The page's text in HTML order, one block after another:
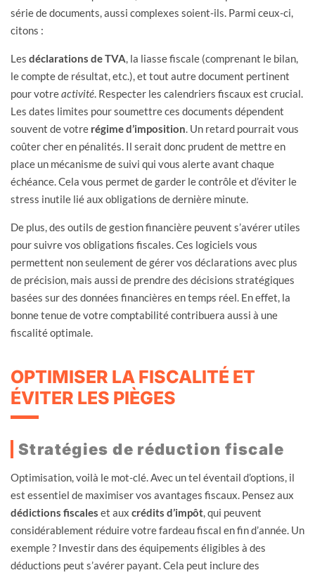
série de documents, aussi complexes soient-ils. Parmi ceux-ci,
citons :
Les déclarations de TVA , la liasse fiscale (comprenant le bilan,
le compte de résultat, etc.), et tout autre document pertinent
pour votreactivité . Respecter les calendriers fiscaux est crucial.
Les dates limites pour soumettre ces documents dépendent
souvent de votre régime d’imposition . Un retard pourrait vous
coûter cher en pénalités. Il serait donc prudent de mettre en
place un mécanisme de suivi qui vous alerte avant chaque
échéance. Cela vous permet de garder le contrôle et d’éviter le
stress inutile lié aux obligations de dernière minute.
De plus, des outils de gestion financière peuvent s’avérer utiles
pour suivre vos obligations fiscales. Ces logiciels vous
permettent non seulement de gérer vos déclarations avec plus
de précision, mais aussi de prendre des décisions stratégiques
basées sur des données financières en temps réel. En effet, la
bonne tenue de votre comptabilité contribuera aussi à une
fiscalité optimale.
OPTIMISER LA FISCALITÉ ET
ÉVITER LES PIÈGES
Stratégies de réduction fiscale
Optimisation, voilà le mot-clé. Avec un tel éventail d’options, il
est essentiel de maximiser vos avantages fiscaux. Pensez aux
dédictions fiscales et aux crédits d’impôt , qui peuvent
considérablement réduire votre fardeau fiscal en fin d’année. Un
exemple ? Investir dans des équipements éligibles à des
déductions peut s’avérer payant. Cela peut inclure des